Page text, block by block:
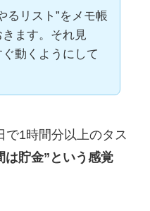
るリスト”をメモ帳
ます。それ見
動くようにして
で1時間分以上のタス
は貯金”という感覚